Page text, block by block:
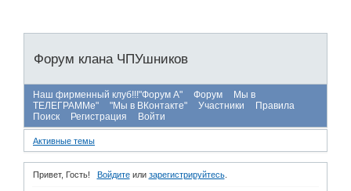
Форум клана ЧПУшников
Наш фирменный клуб!!!"Форум А" Форум
Мы в
ТЕЛЕГРАММе"
"Мы в ВКонтакте" Участники
Правила
Поиск
Регистрация Войти
Активные темы
Привет, Гость! Войдитеили зарегистрируйтесь.